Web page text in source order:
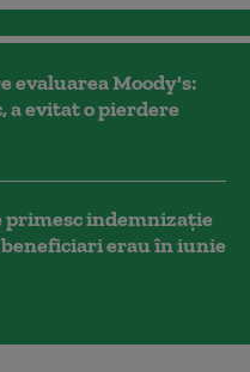
evaluarea Moody's:
a evitat o pierdere
indemnizaţie
erau în iunie